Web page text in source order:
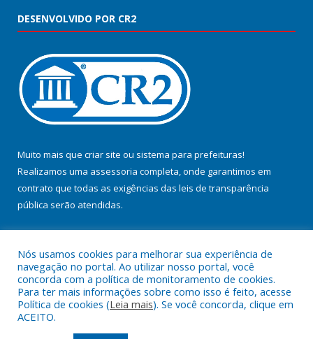
DESENVOLVIDO POR CR2
Muito mais que criar site ou sistema para prefeituras!
Realizamos uma assessoria completa, onde garantimos em
contrato que todas as exigências das leis de transparência
pública serão atendidas.
Todos os direitos reservados a Prefeitura Municipal de Jacundá.
Nós usamos cookies para melhorar sua experiência de
navegação no portal. Ao utilizar nosso portal, você
concorda com a política de monitoramento de cookies.
Para ter mais informações sobre como isso é feito, acesse
Política de cookies (Leia mais). Se você concorda, clique em
ACEITO.